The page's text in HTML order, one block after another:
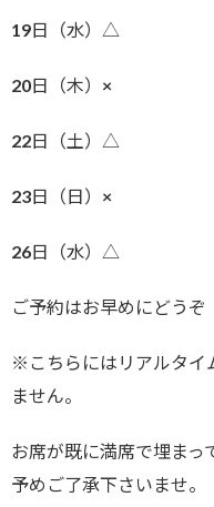
19日（水）△
20日（木）×
22日（土）△
23日（日）×
26日（水）△
ご予約はお早めにどうぞ
※こちらにはリアルタイ
ません。
お席が既に満席で埋まっ
予めご了承下さいませ。